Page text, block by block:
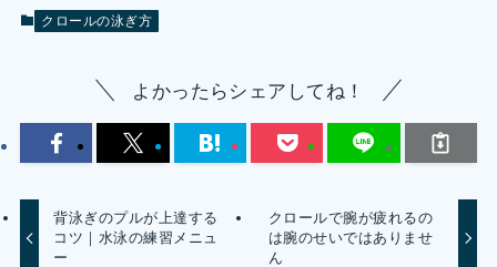
クロールの泳ぎ方
よかったらシェアしてね！
背泳ぎのプルが上達する
コツ｜水泳の練習メニュ
ー
クロールで腕が疲れるの
は腕のせいではありませ
ん